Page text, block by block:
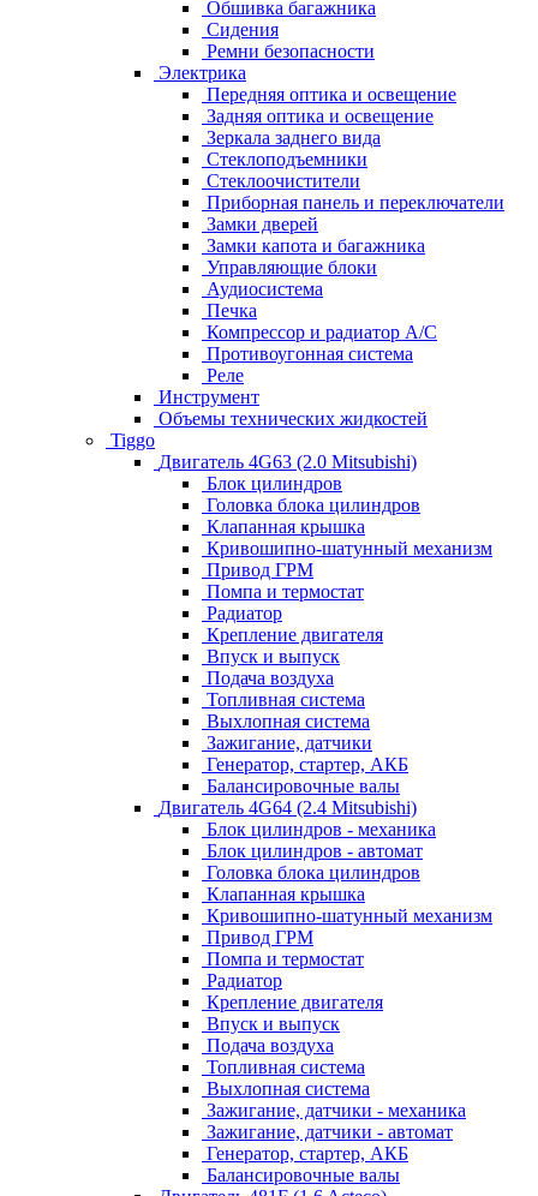
Обшивка багажника
Сидения
Ремни безопасности
Электрика
Передняя оптика и освещение
Задняя оптика и освещение
Зеркала заднего вида
Стеклоподъемники
Стеклоочистители
Приборная панель и переключатели
Замки дверей
Замки капота и багажника
Управляющие блоки
Аудиосистема
Печка
Компрессор и радиатор А/C
Противоугонная система
Реле
Инструмент
Объемы технических жидкостей
Tiggo
Двигатель 4G63 (2.0 Mitsubishi)
Блок цилиндров
Головка блока цилиндров
Клапанная крышка
Кривошипно-шатунный механизм
Привод ГРМ
Помпа и термостат
Радиатор
Крепление двигателя
Впуск и выпуск
Подача воздуха
Топливная система
Выхлопная система
Зажигание, датчики
Генератор, стартер, АКБ
Балансировочные валы
Двигатель 4G64 (2.4 Mitsubishi)
Блок цилиндров - механика
Блок цилиндров - автомат
Головка блока цилиндров
Клапанная крышка
Кривошипно-шатунный механизм
Привод ГРМ
Помпа и термостат
Радиатор
Крепление двигателя
Впуск и выпуск
Подача воздуха
Топливная система
Выхлопная система
Зажигание, датчики - механика
Зажигание, датчики - автомат
Генератор, стартер, АКБ
Балансировочные валы